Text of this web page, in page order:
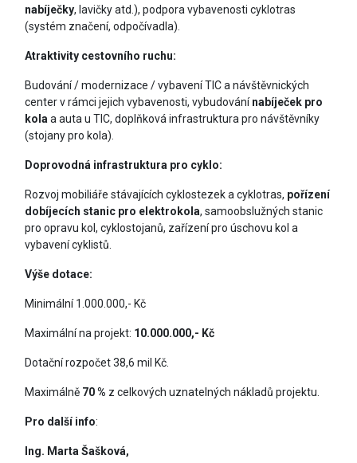
nabíječky, lavičky atd.), podpora vybavenosti cyklotras
(systém značení, odpočívadla).
Atraktivity cestovního ruchu:
Budování / modernizace / vybavení TIC a návštěvnických
center v rámci jejich vybavenosti, vybudovánínabíječek pro
kola a auta u TIC, doplňková infrastruktura pro návštěvníky
(stojany pro kola).
Doprovodná infrastruktura pro cyklo:
Rozvoj mobiliáře stávajících cyklostezek a cyklotras, pořízení
dobíjecích stanic pro elektrokola, samoobslužných stanic
pro opravu kol, cyklostojanů, zařízení pro úschovu kol a
vybavení cyklistů.
Výše dotace:
Minimální 1.000.000,- Kč
Maximální na projekt: 10.000.000,- Kč
Dotační rozpočet 38,6 mil Kč.
Maximálně 70 % z celkových uznatelných nákladů projektu.
Pro další info:
Ing. Marta Šašková,